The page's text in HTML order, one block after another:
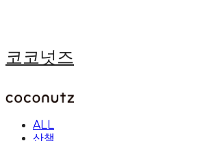
코코넛즈
ALL
산책